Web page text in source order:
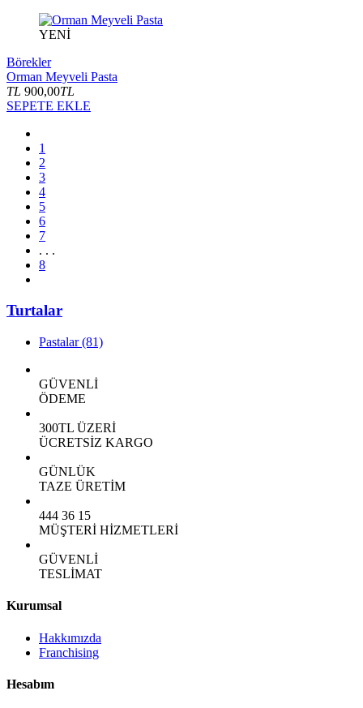
YENİ
Börekler
Orman Meyveli Pasta
TL 900,00TL
SEPETE EKLE
1
2
3
4
5
6
7
. . .
8
Turtalar
Pastalar(81)
GÜVENLİ
ÖDEME
300TL ÜZERİ
ÜCRETSİZ KARGO
GÜNLÜK
TAZE ÜRETİM
444 36 15
MÜŞTERİ HİZMETLERİ
GÜVENLİ
TESLİMAT
Kurumsal
Hakkımızda
Franchising
Hesabım